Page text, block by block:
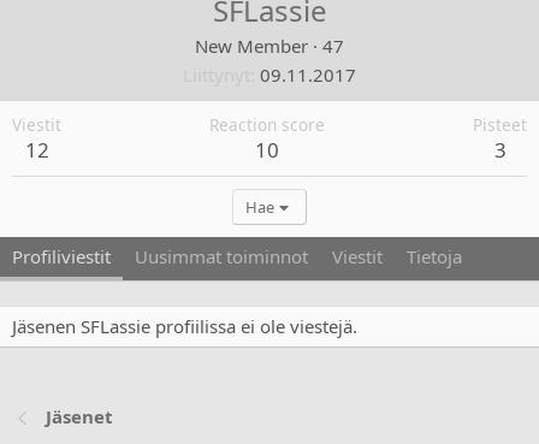
SFLassie
New Member · 47
09.11.2017
Viestit
12
Reaction score
10
Pisteet
3
Hae
Profiliviestit Uusimmat toiminnot Viestit Tietoja
Jäsenen SFLassie profiilissa ei ole viestejä.
Jäsenet